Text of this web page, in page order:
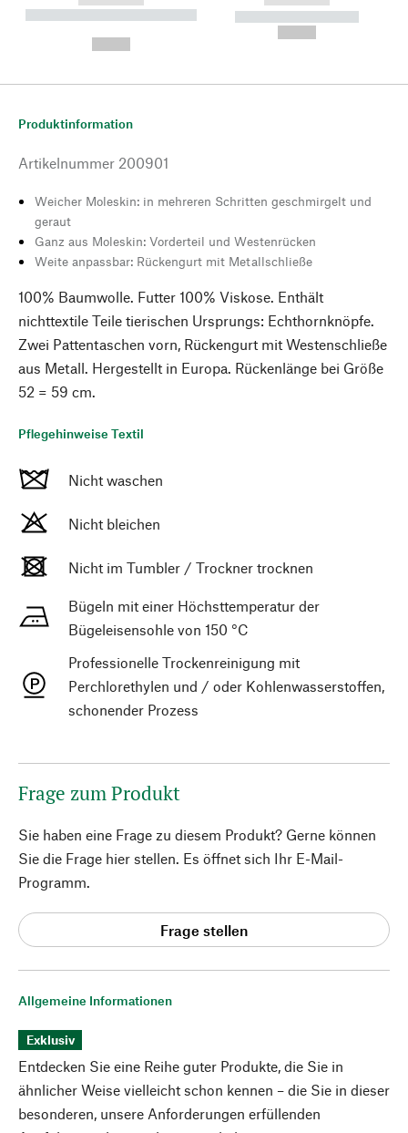
----------- ----------- --------
----------- -----------
Allgemeine Informationen
Exklusiv
Entdecken Sie eine Reihe guter Produkte, die Sie in
ähnlicher Weise vielleicht schon kennen – die Sie in dieser
besonderen, unsere Anforderungen erfüllenden
Produktinformation
Artikelnummer 200901
Weicher Moleskin: in mehreren Schritten geschmirgelt und
geraut
Ganz aus Moleskin: Vorderteil und Westenrücken
Weite anpassbar: Rückengurt mit Metallschließe
100% Baumwolle. Futter 100% Viskose. Enthält
nichttextile Teile tierischen Ursprungs: Echthornknöpfe.
Zwei Pattentaschen vorn, Rückengurt mit Westenschließe
aus Metall. Hergestellt in Europa. Rückenlänge bei Größe
52 = 59 cm.
Pflegehinweise Textil
Nicht waschen
Nicht bleichen
Nicht im Tumbler / Trockner trocknen
Bügeln mit einer Höchsttemperatur der
Bügeleisensohle von 150 °C
Professionelle Trockenreinigung mit
Perchlorethylen und / oder Kohlenwasserstoffen,
schonender Prozess
Frage zum Produkt
Sie haben eine Frage zu diesem Produkt? Gerne können
Sie die Frage hier stellen. Es öffnet sich Ihr E-Mail-
Programm.
Frage stellen